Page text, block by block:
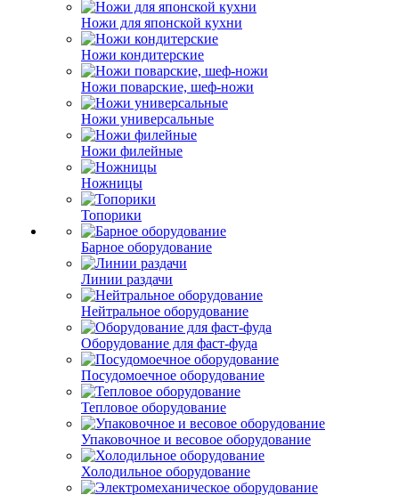
Ножи для японской кухни
Ножи кондитерские
Ножи поварские, шеф-ножи
Ножи универсальные
Ножи филейные
Ножницы
Топорики
Барное оборудование
Линии раздачи
Нейтральное оборудование
Оборудование для фаст-фуда
Посудомоечное оборудование
Тепловое оборудование
Упаковочное и весовое оборудование
Холодильное оборудование